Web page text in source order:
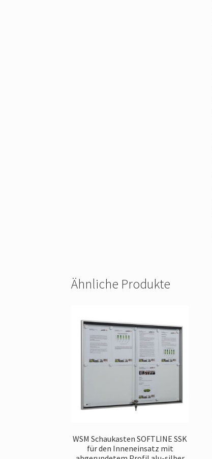
Ähnliche Produkte
WSM Schaukasten SOFTLINE SSK
für den Inneneinsatz mit